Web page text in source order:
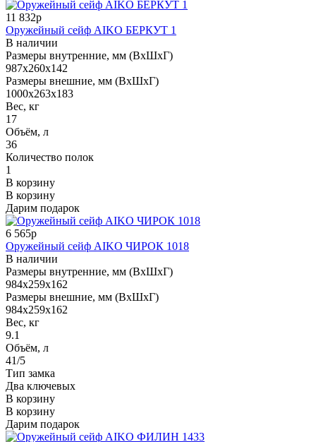
11 832р
Оружейный сейф AIKO БЕРКУТ 1
В наличии
Размеры внутренние, мм (ВхШхГ)
987x260x142
Размеры внешние, мм (ВхШхГ)
1000x263x183
Вес, кг
17
Объём, л
36
Количество полок
1
В корзину
В корзину
Дарим подарок
6 565р
Оружейный сейф AIKO ЧИРОК 1018
В наличии
Размеры внутренние, мм (ВхШхГ)
984x259x162
Размеры внешние, мм (ВхШхГ)
984x259x162
Вес, кг
9.1
Объём, л
41/5
Тип замка
Два ключевых
В корзину
В корзину
Дарим подарок